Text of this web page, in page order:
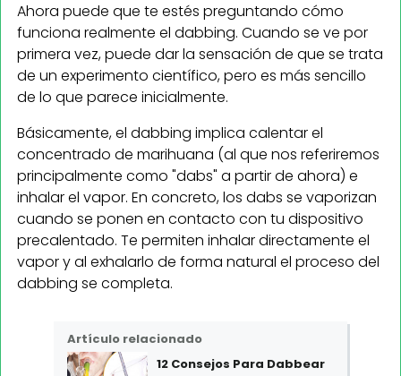
Ahora puede que te estés preguntando cómo
funciona realmente el dabbing. Cuando se ve por
primera vez, puede dar la sensación de que se trata
de un experimento científico, pero es más sencillo
de lo que parece inicialmente.
Básicamente, el dabbing implica calentar el
concentrado de marihuana (al que nos referiremos
principalmente como "dabs" a partir de ahora) e
inhalar el vapor. En concreto, los dabs se vaporizan
cuando se ponen en contacto con tu dispositivo
precalentado. Te permiten inhalar directamente el
vapor y al exhalarlo de forma natural el proceso del
dabbing se completa.
Artículo relacionado
12 Consejos Para Dabbear